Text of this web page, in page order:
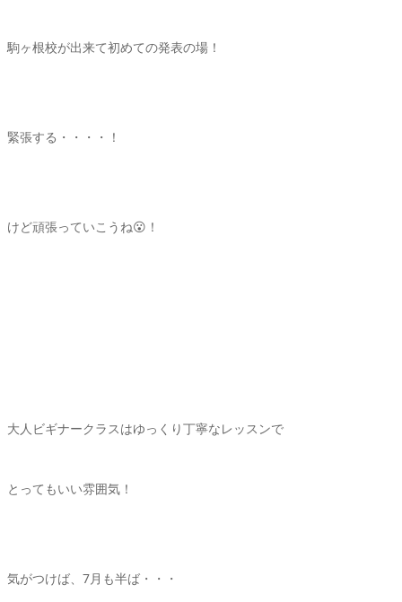
駒ヶ根校が出来て初めての発表の場！
緊張する・・・・！
けど頑張っていこうね😮！
大人ビギナークラスはゆっくり丁寧なレッスンで
とってもいい雰囲気！
気がつけば、7月も半ば・・・